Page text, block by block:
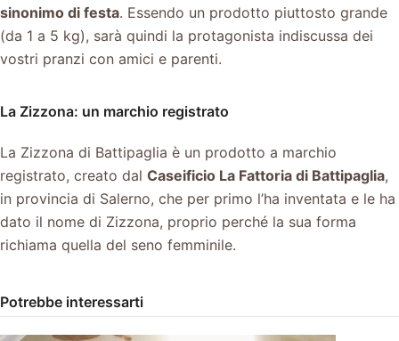
sinonimo di festa. Essendo un prodotto piuttosto grande
(da 1 a 5 kg), sarà quindi la protagonista indiscussa dei
vostri pranzi con amici e parenti.
La Zizzona: un marchio registrato
La Zizzona di Battipaglia è un prodotto a marchio
registrato, creato dal Caseificio La Fattoria di Battipaglia,
in provincia di Salerno, che per primo l’ha inventata e le ha
dato il nome di Zizzona, proprio perché la sua forma
richiama quella del seno femminile.
Potrebbe interessarti